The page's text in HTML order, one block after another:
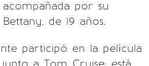
por su
de 19 años.
participó en la película